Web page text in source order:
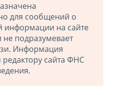
для сообщений о
информации на сайте
подразумевает
Информация
редактору сайта ФНС